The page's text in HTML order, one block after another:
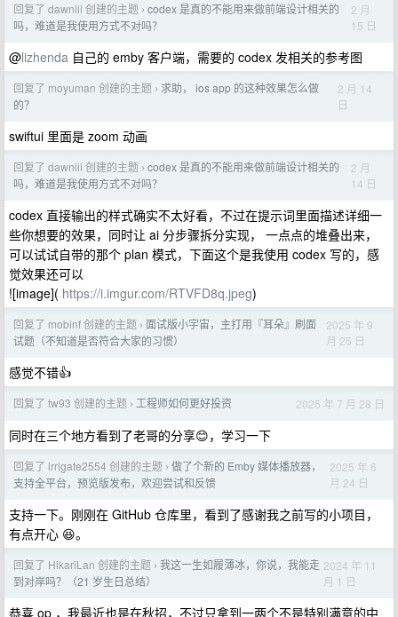
回复了 dawniii 创建的主题 › codex 是真的不能用来做前端设计相关的
吗，难道是我使用方式不对吗？
2 月
15 日
@lizhenda 自己的 emby 客户端，需要的 codex 发相关的参考图
回复了 moyuman 创建的主题 › 求助， ios app 的这种效果怎么做
的？
2 月 14
日
swiftui 里面是 zoom 动画
回复了 dawniii 创建的主题 › codex 是真的不能用来做前端设计相关的
吗，难道是我使用方式不对吗？
2 月
14 日
codex 直接输出的样式确实不太好看，不过在提示词里面描述详细一
些你想要的效果，同时让 ai 分步骤拆分实现， 一点点的堆叠出来，
可以试试自带的那个 plan 模式，下面这个是我使用 codex 写的，感
觉效果还可以
![image]( https://i.imgur.com/RTVFD8q.jpeg)
回复了 mobinf 创建的主题 › 面试版小宇宙，主打用『耳朵』刷面
试题（不知道是否符合大家的习惯）
2025 年 9
月 25 日
感觉不错👍
回复了 tw93 创建的主题 › 工程师如何更好投资 2025 年 7 月 28 日
同时在三个地方看到了老哥的分享😊，学习一下
回复了 irrigate2554 创建的主题 › 做了个新的 Emby 媒体播放器，
支持全平台，预览版发布，欢迎尝试和反馈
2025 年 6
月 24 日
支持一下。刚刚在 GitHub 仓库里，看到了感谢我之前写的小项目，
有点开心 😆。
回复了 HikariLan 创建的主题 › 我这一生如履薄冰，你说，我能走
到对岸吗？（21 岁生日总结）
2024 年 11
月 1 日
恭喜 op ，我最近也是在秋招，不过只拿到一两个不是特别满意的中